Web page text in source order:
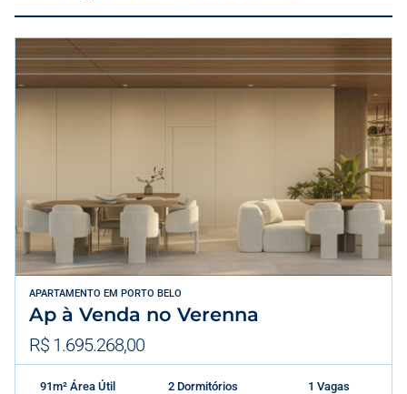
APARTAMENTO EM PORTO BELO
Ap à Venda no Verenna
R$ 1.695.268,00
91m² Área Útil 2 Dormitórios 1 Vagas